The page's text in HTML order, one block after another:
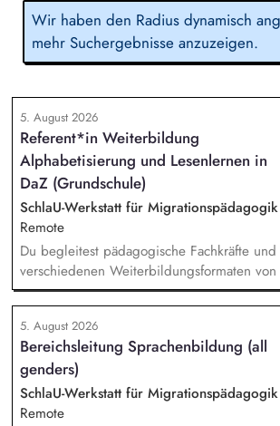
Wir haben den Radius dynamisch
mehr Suchergebnisse anzuzeigen.
5. August 2026
Referent*in Weiterbildung
Alphabetisierung und Lesenlernen in
DaZ (Grundschule)
SchlaU-Werkstatt für
Remote
Du begleitest pädagogische Fachkräfte
verschiedenen Weiterbildungsformaten von
Online-Workshops bis hin zu pädogischen
Online-Selbstlernkurse für unsere Plattform
Die inhaltlichen Schwerpunkte liegen
Bereichen Lesen lernen,
Alphabetisierung in der Grundschule.
5. August 2026
Bereichsleitung Sprachenbildung (all
genders)
SchlaU-Werkstatt für
Remote